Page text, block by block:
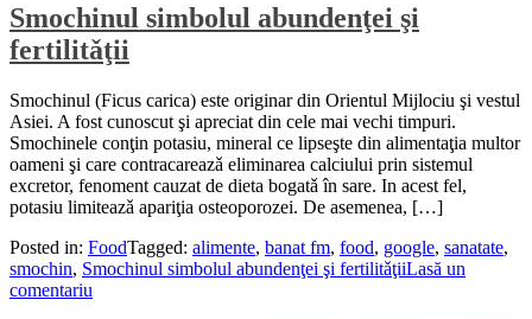
Smochinul simbolul abundenţei şi
fertilitǎţii
Smochinul (Ficus carica) este originar din Orientul Mijlociu şi vestul
Asiei. A fost cunoscut şi apreciat din cele mai vechi timpuri.
Smochinele conţin potasiu, mineral ce lipseşte din alimentaţia multor
oameni şi care contracareazǎ eliminarea calciului prin sistemul
excretor, fenoment cauzat de dieta bogatǎ în sare. In acest fel,
potasiu limiteazǎ apariţia osteoporozei. De asemenea, […]
Posted in: FoodTagged: alimente, banat fm, food, google, sanatate,
smochin, Smochinul simbolul abundenţei şi fertilitǎţiiLasă un
comentariu